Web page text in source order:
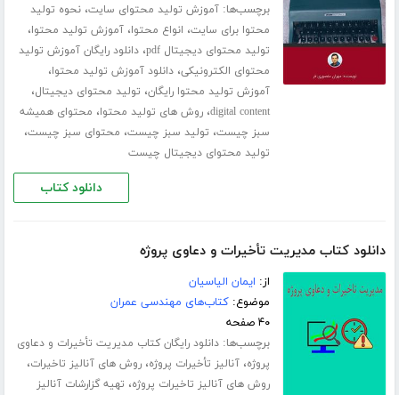
برچسب‌ها:آموزش تولید محتوای سایت،نحوه تولید
محتوا برای سایت، انواع محتوا،آموزش تولید محتوا،
تولید محتوای دیجیتال pdf ،دانلود رایگان آموزش تولید
محتوای الکترونیکی،دانلود آموزش تولید محتوا،
آموزش تولید محتوا رایگان، تولید محتوای دیجیتال،
digital content،روش های تولید محتوا، محتوای همیشه
سبز چیست، تولید سبز چیست، محتوای سبز چیست،
تولید محتوای دیجیتال چیست
دانلود کتاب
دانلود کتاب مدیریت تأخیرات و دعاوی پروژه
از: ایمان الیاسیان
موضوع:کتاب‌های مهندسی عمران
۴۰ صفحه
برچسب‌ها:دانلود رایگان کتاب مدیریت تأخیرات و دعاوی
پروژه،آنالیز تأخیرات پروژه،روش های آنالیز تاخیرات،
روش های آنالیز تاخیرات پروژه، تهیه گزارشات آنالیز